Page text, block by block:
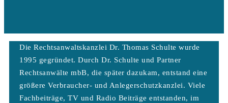
Die Rechtsanwaltskanzlei Dr. Thomas Schulte wurde
1995 gegründet. Durch Dr. Schulte und Partner
Rechtsanwälte mbB, die später dazukam, entstand eine
größere Verbraucher- und Anlegerschutzkanzlei. Viele
Fachbeiträge, TV und Radio Beiträge entstanden, im